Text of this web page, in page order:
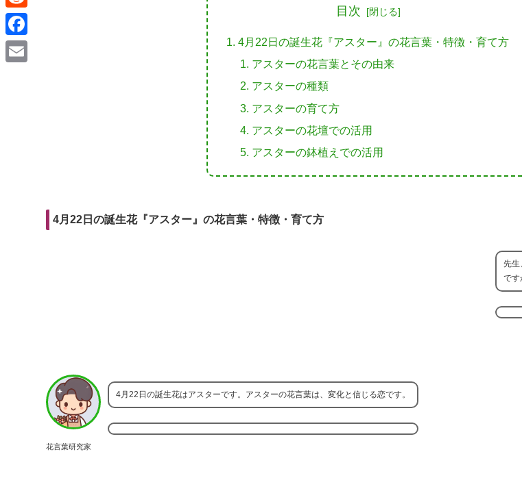
目次
4月22日の誕生花『アスター』の花言葉・特徴・育て方
アスターの花言葉とその由来
アスターの種類
アスターの育て方
アスターの花壇での活用
アスターの鉢植えでの活用
4月22日の誕生花『アスター』の花言葉・特徴・育て方
先
です
花言葉研究家
4月22日の誕生花はアスターです。アスターの花言葉は、変化と信じる恋です。
i
t
i
n
e
R
e
d
F